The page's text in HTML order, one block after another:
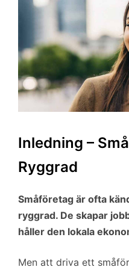
Inledning –
Ryggrad
Småföretag är ofta
ryggrad. De skapar
håller den lokala
Men att driva ett